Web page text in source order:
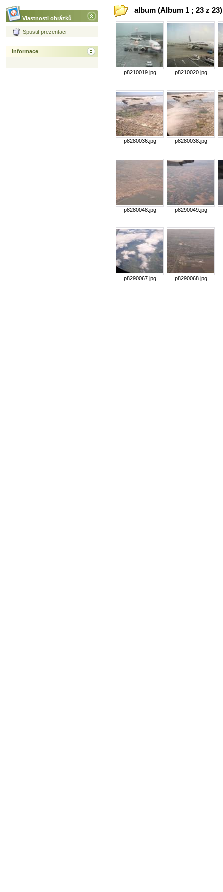
album (Album 1 ; 23 z 23)
p8210019.jpg p8210020.jpg
p8280036.jpg p8280038.jpg
p8280048.jpg p8290049.jpg
p8290067.jpg p8290068.jpg
Vlastnosti obrázků
Spustit prezentaci
Informace